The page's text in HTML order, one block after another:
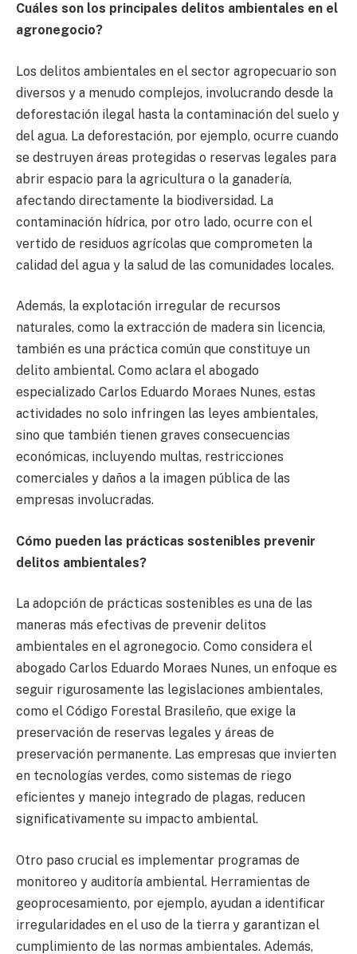
Cuáles son los principales delitos ambientales en el
agronegocio?
Los delitos ambientales en el sector agropecuario son
diversos y a menudo complejos, involucrando desde la
deforestación ilegal hasta la contaminación del suelo y
del agua. La deforestación, por ejemplo, ocurre cuando
se destruyen áreas protegidas o reservas legales para
abrir espacio para la agricultura o la ganadería,
afectando directamente la biodiversidad. La
contaminación hídrica, por otro lado, ocurre con el
vertido de residuos agrícolas que comprometen la
calidad del agua y la salud de las comunidades locales.
Además, la explotación irregular de recursos
naturales, como la extracción de madera sin licencia,
también es una práctica común que constituye un
delito ambiental. Como aclara el abogado
especializado Carlos Eduardo Moraes Nunes, estas
actividades no solo infringen las leyes ambientales,
sino que también tienen graves consecuencias
económicas, incluyendo multas, restricciones
comerciales y daños a la imagen pública de las
empresas involucradas.
Cómo pueden las prácticas sostenibles prevenir
delitos ambientales?
La adopción de prácticas sostenibles es una de las
maneras más efectivas de prevenir delitos
ambientales en el agronegocio. Como considera el
abogado Carlos Eduardo Moraes Nunes, un enfoque es
seguir rigurosamente las legislaciones ambientales,
como el Código Forestal Brasileño, que exige la
preservación de reservas legales y áreas de
preservación permanente. Las empresas que invierten
en tecnologías verdes, como sistemas de riego
eficientes y manejo integrado de plagas, reducen
significativamente su impacto ambiental.
Otro paso crucial es implementar programas de
monitoreo y auditoría ambiental. Herramientas de
geoprocesamiento, por ejemplo, ayudan a identificar
irregularidades en el uso de la tierra y garantizan el
cumplimiento de las normas ambientales. Además,